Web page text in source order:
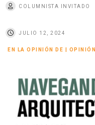
COLUMNISTA INVITADO
JULIO 12, 2024
EN LA OPINIÓN DE OPINIÓN